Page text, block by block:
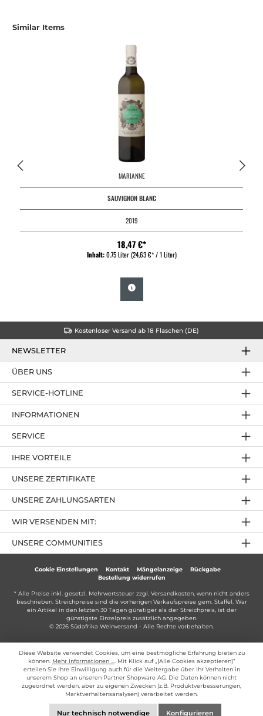
Similar Items
MARIANNE
SAUVIGNON BLANC
2019
18,47 €*
Inhalt:0.75 Liter(24,63 €* / 1 Liter)
Kostenloser Versand ab 18 Flaschen (DE)
NEWSLETTER
SERVICE-HOTLINE
IHRE VORTEILE
UNSERE ZAHLUNGSARTEN
ÜBER UNS
UNSERE ZERTIFIKATE
INFORMATIONEN
SERVICE
UNSERE COMMUNITIES
WIR VERSENDEN MIT:
Cookie Einstellungen Kontakt Mängelanzeige
Rückgabe
Bestellung widerrufen
* Alle Preise inkl. gesetzl. Mehrwertsteuer zzgl. Versandkosten, wenn nicht anders
beschrieben. Streichpreise sind die vorherigen Verkaufspreise gem. Staffel. War
ein Artikel in den letzten 30 Tagen günstiger als der Streichpreis, ist der
günstigste Einzelpreis zusätzlich angegeben.
© 2026 Südafrika Weinversand - Alle Rechte vorbehalten.
Diese Website verwendet Cookies, um eine bestmögliche Erfahrung bieten zu
können. Mehr Informationen ...
. Mit Klick auf „[Alle Cookies akzeptieren]“
erteilen Sie Ihre Einwilligung auch für die Weitergabe über Ihr Verhalten in
unserem Shop an unseren Partner Shopware AG. Die Daten können nicht
zugeordnet werden, aber zu eigenen Zwecken (z.B. Produktverbesserungen,
Marktverhaltensanalysen) verarbeitet werden.
Nur technisch notwendige Konfigurieren